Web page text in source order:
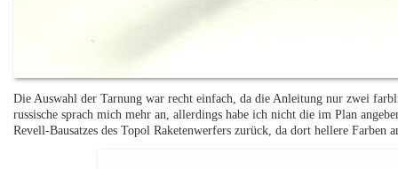
Die Auswahl der Tarnung war recht einfach, da die Anleitung nur zwei
russische sprach mich mehr an, allerdings habe ich nicht die im Plan
Revell-Bausatzes des Topol Raketenwerfers zurück, da dort hellere Farben